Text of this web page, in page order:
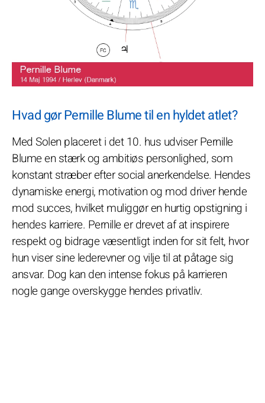
Hvad gør Pernille Blume til en hyldet atlet?
Med Solen placeret i det 10. hus udviser Pernille
Blume en stærk og ambitiøs personlighed, som
konstant stræber efter social anerkendelse. Hendes
dynamiske energi, motivation og mod driver hende
mod succes, hvilket muliggør en hurtig opstigning i
hendes karriere. Pernille er drevet af at inspirere
respekt og bidrage væsentligt inden for sit felt, hvor
hun viser sine lederevner og vilje til at påtage sig
ansvar. Dog kan den intense fokus på karrieren
nogle gange overskygge hendes privatliv.